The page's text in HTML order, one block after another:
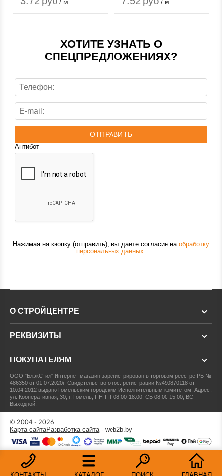
/ м / м
ХОТИТЕ УЗНАТЬ О
СПЕЦПРЕДЛОЖЕНИЯХ?
ОТПРАВИТЬ
Антибот
Нажимая на кнопку (отправить), вы даете согласие на обработку
персональных данных.
О СТРОЙЦЕНТРЕ
РЕКВИЗИТЫ
ПОКУПАТЕЛЯМ
ООО "БлэкСтил" Интернет магазин зарегистрирован в торговом реестре РБ №
486350 от 01.07.2020г.Свидетельство о гос. регистрации №490870118 от
10.04.2012 выдано Гомельским городским Исполнительным комитетом.Адрес:
ул. Кооперативная, 30, г. Гомель; ПН-ПТ 08:00-18:00, СБ 08:00-15:00, ВС -
Выходной.
© 2004 - 2026
Карта сайтаРазработка сайта- web2b.by